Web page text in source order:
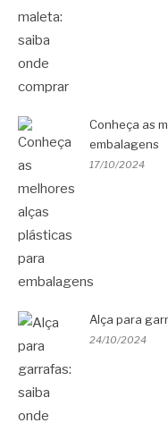
Conheça as
embalagens
17/10/2024
Alça para
24/10/2024